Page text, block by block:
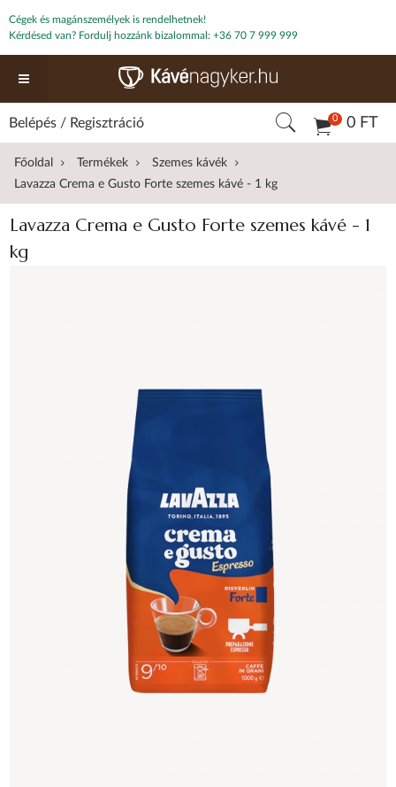
Cégek és magánszemélyek is rendelhetnek!
Kérdésed van? Fordulj hozzánk bizalommal: +36 70 7 999 999
0 0 FT
Belépés / Regisztráció
Főoldal Termékek
Szemes kávék
Lavazza Crema e Gusto Forte szemes kávé - 1 kg
Lavazza Crema e Gusto Forte szemes kávé - 1
kg